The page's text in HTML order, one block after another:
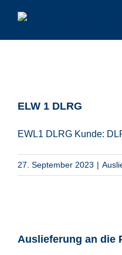
Inhalt
springen
ELW 1 DLRG
EWL1 DLRG Kunde:
27. September 2023 |
Auslieferung an die